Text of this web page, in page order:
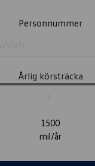
Personnummer
Årlig körsträcka
1500
mil/år